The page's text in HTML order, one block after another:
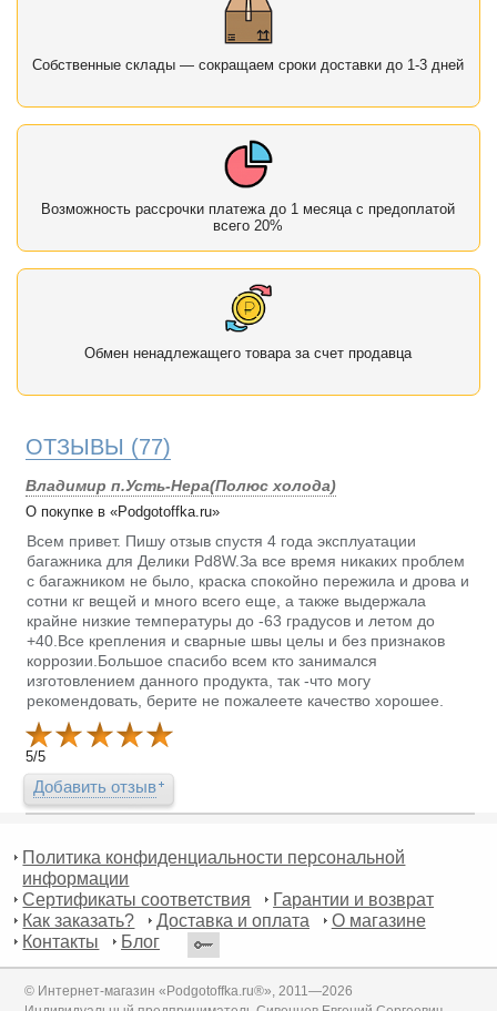
Собственные склады — сокращаем сроки доставки до 1-3 дней
Возможность рассрочки платежа до 1 месяца с предоплатой
всего 20%
Обмен ненадлежащего товара за счет продавца
ОТЗЫВЫ (77)
Владимир п.Усть-Нера(Полюс холода)
О покупке в «Podgotoffka.ru»
Всем привет. Пишу отзыв спустя 4 года эксплуатации
багажника для Делики Pd8W.За все время никаких проблем
с багажником не было, краска спокойно пережила и дрова и
сотни кг вещей и много всего еще, а также выдержала
крайне низкие температуры до -63 градусов и летом до
+40.Все крепления и сварные швы целы и без признаков
коррозии.Большое спасибо всем кто занимался
изготовлением данного продукта, так -что могу
рекомендовать, берите не пожалеете качество хорошее.
5/5
Добавить отзыв
Политика конфиденциальности персональной
информации
Сертификаты соответствия
Гарантии и возврат
Как заказать?
Доставка и оплата
О магазине
Контакты
Блог
© Интернет-магазин «Podgotoffka.ru®», 2011—2026